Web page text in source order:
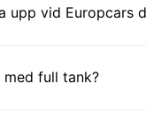
upp vid Europcars
full tank?